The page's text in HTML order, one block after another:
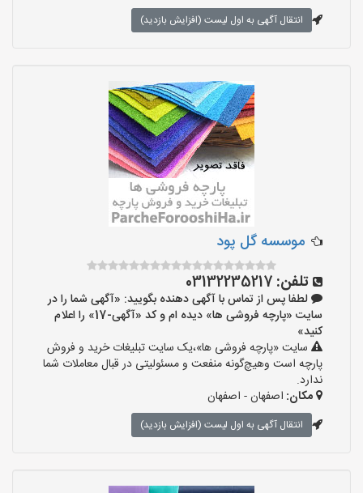
انتقال آگهی به اول لیست (افزایش بازدید)
موسسه گل پود
تلفن: 03132235217
لطفا پس از تماس با آگهی دهنده بگویید: «آگهی شما را در
سایت «پارچه فروشی ها» دیده ام و کد «آگهی-17» را اعلام
کنید»
سایت «پارچه فروشی ها»،یک سایت تبلیغات خرید و فروش
پارچه است وهیچ‌گونه منفعت و مسئولیتی در قبال معاملات شما
ندارد.
مکان: اصفهان - اصفهان
انتقال آگهی به اول لیست (افزایش بازدید)